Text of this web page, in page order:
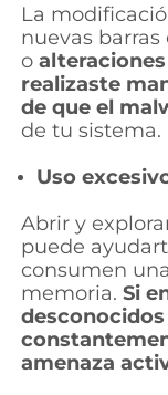
La
nuevas
o
realizaste
de que el
de tu sistema.
Uso
Abrir y
puede
consumen
memoria. Si
amenaza